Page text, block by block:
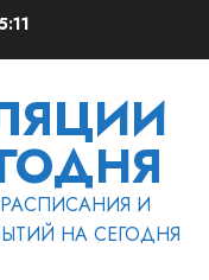
И
НА СЕГОДНЯ